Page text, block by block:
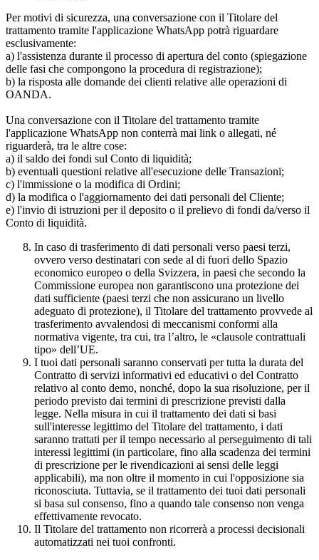
Per motivi di sicurezza, una conversazione con il Titolare del
trattamento tramite l'applicazione WhatsApp potrà riguardare
esclusivamente:
a) l'assistenza durante il processo di apertura del conto (spiegazione
delle fasi che compongono la procedura di registrazione);
b) la risposta alle domande dei clienti relative alle operazioni di
OANDA.
Una conversazione con il Titolare del trattamento tramite
l'applicazione WhatsApp non conterrà mai link o allegati, né
riguarderà, tra le altre cose:
a) il saldo dei fondi sul Conto di liquidità;
b) eventuali questioni relative all'esecuzione delle Transazioni;
c) l'immissione o la modifica di Ordini;
d) la modifica o l'aggiornamento dei dati personali del Cliente;
e) l'invio di istruzioni per il deposito o il prelievo di fondi da/verso il
Conto di liquidità.
In caso di trasferimento di dati personali verso paesi terzi,
ovvero verso destinatari con sede al di fuori dello Spazio
economico europeo o della Svizzera, in paesi che secondo la
Commissione europea non garantiscono una protezione dei
dati sufficiente (paesi terzi che non assicurano un livello
adeguato di protezione), il Titolare del trattamento provvede al
trasferimento avvalendosi di meccanismi conformi alla
normativa vigente, tra cui, tra l’altro, le «clausole contrattuali
tipo» dell’UE.
I tuoi dati personali saranno conservati per tutta la durata del
Contratto di servizi informativi ed educativi o del Contratto
relativo al conto demo, nonché, dopo la sua risoluzione, per il
periodo previsto dai termini di prescrizione previsti dalla
legge. Nella misura in cui il trattamento dei dati si basi
sull'interesse legittimo del Titolare del trattamento, i dati
saranno trattati per il tempo necessario al perseguimento di tali
interessi legittimi (in particolare, fino alla scadenza dei termini
di prescrizione per le rivendicazioni ai sensi delle leggi
applicabili), ma non oltre il momento in cui l'opposizione sia
riconosciuta. Tuttavia, se il trattamento dei tuoi dati personali
si basa sul consenso, fino a quando tale consenso non venga
effettivamente revocato.
Il Titolare del trattamento non ricorrerà a processi decisionali
automatizzati nei tuoi confronti.